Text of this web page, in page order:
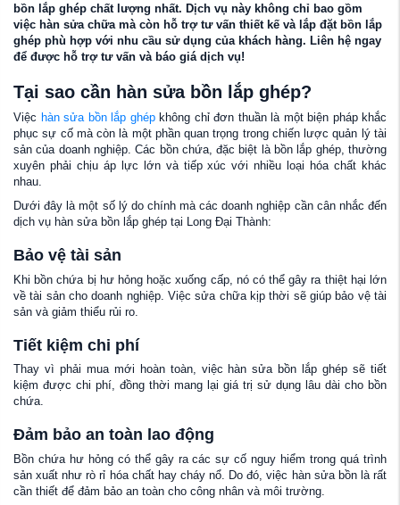
bồn lắp ghép chất lượng nhất. Dịch vụ này không chỉ bao gồm
việc hàn sửa chữa mà còn hỗ trợ tư vấn thiết kế và lắp đặt bồn lắp
ghép phù hợp với nhu cầu sử dụng của khách hàng. Liên hệ ngay
để được hỗ trợ tư vấn và báo giá dịch vụ!
Tại sao cần hàn sửa bồn lắp ghép?
Việc hàn sửa bồn lắp ghépkhông chỉ đơn thuần là một biện pháp khắc
phục sự cố mà còn là một phần quan trọng trong chiến lược quản lý tài
sản của doanh nghiệp. Các bồn chứa, đặc biệt là bồn lắp ghép, thường
xuyên phải chịu áp lực lớn và tiếp xúc với nhiều loại hóa chất khác
nhau.
Dưới đây là một số lý do chính mà các doanh nghiệp cần cân nhắc đến
dịch vụ hàn sửa bồn lắp ghép tại Long Đại Thành:
Bảo vệ tài sản
Khi bồn chứa bị hư hỏng hoặc xuống cấp, nó có thể gây ra thiệt hại lớn
về tài sản cho doanh nghiệp. Việc sửa chữa kịp thời sẽ giúp bảo vệ tài
sản và giảm thiểu rủi ro.
Tiết kiệm chi phí
Thay vì phải mua mới hoàn toàn, việc hàn sửa bồn lắp ghép sẽ tiết
kiệm được chi phí, đồng thời mang lại giá trị sử dụng lâu dài cho bồn
chứa.
Đảm bảo an toàn lao động
Bồn chứa hư hỏng có thể gây ra các sự cố nguy hiểm trong quá trình
sản xuất như rò rỉ hóa chất hay cháy nổ. Do đó, việc hàn sửa bồn là rất
cần thiết để đảm bảo an toàn cho công nhân và môi trường.